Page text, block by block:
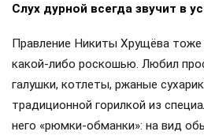
Слух дурной всегда звучит в
Правление Никиты Хрущёва
какой-либо роскошью. Любил
галушки, котлеты, ржаные
традиционной горилкой из
него «рюмки-обманки»: на вид